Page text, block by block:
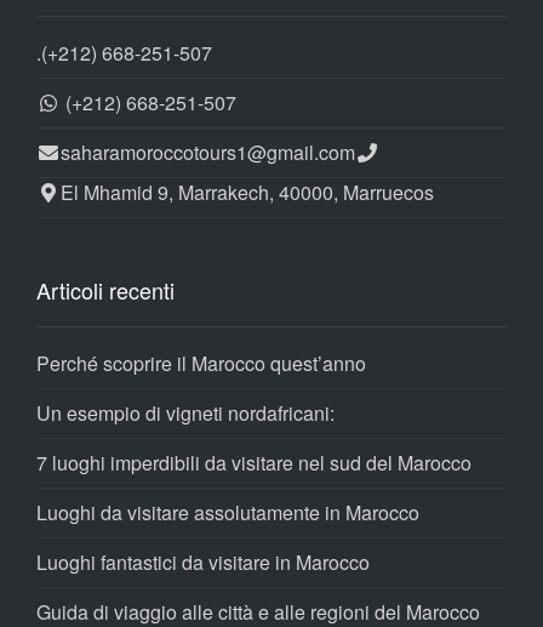
.(+212) 668-251-507
(+212) 668-251-507
saharamoroccotours1@gmail.com
El Mhamid 9, Marrakech, 40000, Marruecos
Articoli recenti
Perché scoprire il Marocco quest’anno
Un esempio di vigneti nordafricani:
7 luoghi imperdibili da visitare nel sud del Marocco
Luoghi da visitare assolutamente in Marocco
Luoghi fantastici da visitare in Marocco
Guida di viaggio alle città e alle regioni del Marocco